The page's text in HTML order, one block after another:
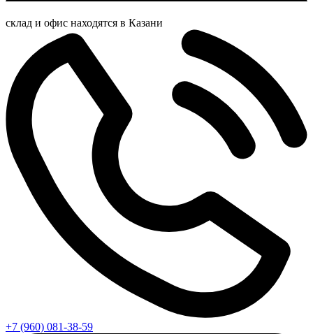
склад и офис находятся в Казани
+7 (960) 081-38-59